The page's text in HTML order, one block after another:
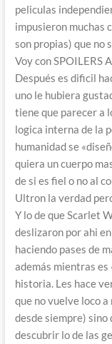
peliculas
impusieron muchas
son propias) que no
Voy con SPOILERS
Después es dificil
uno le hubiera
tiene que parecer a
logica interna de la
humanidad se
quiera un cuerpo
de si es fiel o no al
Ultron la verdad
Y lo de que Scarlet
deslizaron por ahi
haciendo pases de
además mientras es
historia. Les hace
que no vuelve loco
desde siempre) sino
descubrir lo de las